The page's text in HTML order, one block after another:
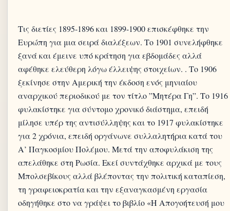
Τις διετίες 1895-1896 και 1899-1900 επισκέφθηκε την
Ευρώπη για μια σειρά διαλέξεων. Το 1901 συνελήφθηκε
ξανά και έμεινε υπό κράτηση για εβδομάδες αλλά
αφέθηκε ελεύθερη λόγω έλλειψης στοιχείων. . Το 1906
ξεκίνησε στην Αμερική την έκδοση ενός μηνιαίου
αναρχικού περιοδικού με τον τίτλο ”Μητέρα Γη”. Το 1916
φυλακίστηκε για σύντομο χρονικό διάστημα, επειδή
μίλησε υπέρ της αντισύλληψης και το 1917 φυλακίστηκε
για 2 χρόνια, επειδή οργάνωνε συλλαλητήρια κατά του
Α’ Παγκοσμίου Πολέμου. Μετά την αποφυλάκιση της
απελάθηκε στη Ρωσία. Εκεί συντάχθηκε αρχικά με τους
Μπολσεβίκους αλλά βλέποντας την πολιτική καταπίεση,
τη γραφειοκρατία και την εξαναγκασμένη εργασία
οδηγήθηκε στο να γράψει το βιβλίο «Η Απογοήτευσή μου